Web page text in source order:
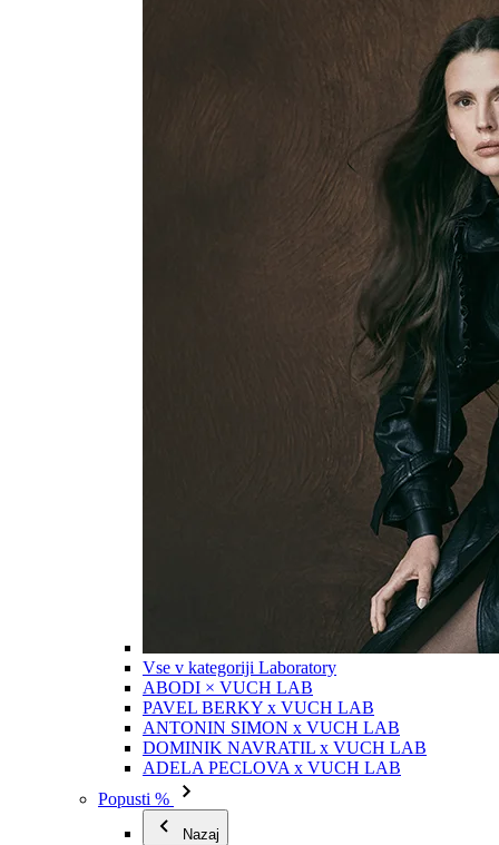
Vse v kategoriji Laboratory
ABODI × VUCH LAB
PAVEL BERKY x VUCH LAB
ANTONIN SIMON x VUCH LAB
DOMINIK NAVRATIL x VUCH LAB
ADELA PECLOVA x VUCH LAB
Popusti %
Nazaj